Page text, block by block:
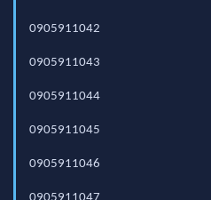
0905911042
0905911043
0905911044
0905911045
0905911046